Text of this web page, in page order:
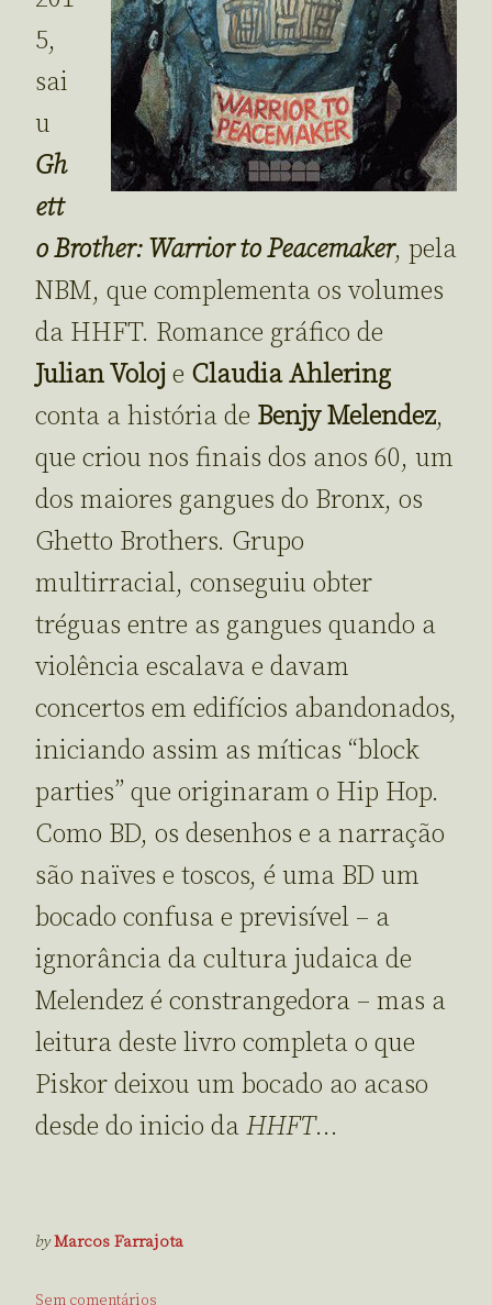
5,
sai
u
Gh
ett
o Brother: Warrior to Peacemaker, pela
NBM, que complementa os volumes
da HHFT. Romance gráfico de
Julian Voloj e Claudia Ahlering
conta a história de Benjy Melendez,
que criou nos finais dos anos 60, um
dos maiores gangues do Bronx, os
Ghetto Brothers. Grupo
multirracial, conseguiu obter
tréguas entre as gangues quando a
violência escalava e davam
concertos em edifícios abandonados,
iniciando assim as míticas “block
parties” que originaram o Hip Hop.
Como BD, os desenhos e a narração
são naïves e toscos, é uma BD um
bocado confusa e previsível – a
ignorância da cultura judaica de
Melendez é constrangedora – mas a
leitura deste livro completa o que
Piskor deixou um bocado ao acaso
desde do inicio da HHFT…
byMarcos Farrajota
Sem comentários